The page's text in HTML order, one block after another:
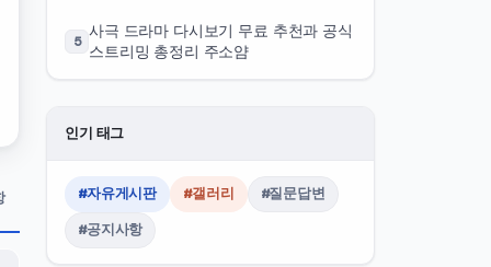
5
사극 드라마 다시보기 무료 추천과 공식
스트리밍 총정리 주소얌
인기 태그
#자유게시판 #갤러리 #질문답변
#공지사항